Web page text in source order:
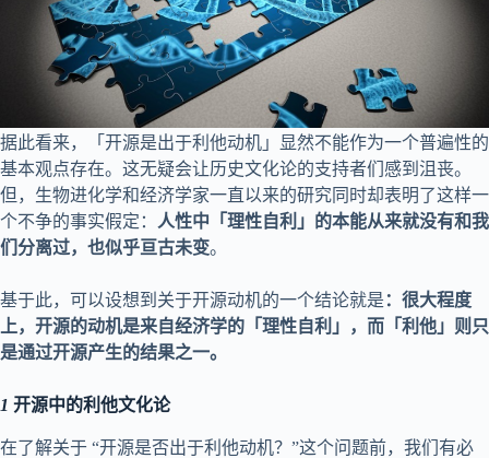
据此看来，「开源是出于利他动机」显然不能作为一个普遍性的
基本观点存在。这无疑会让历史文化论的支持者们感到沮丧。
但，生物进化学和经济学家一直以来的研究同时却表明了这样一
个不争的事实假定：
人性中「理性自利」的本能从来就没有和我
们分离过，也似乎亘古未变。
基于此，可以设想到关于开源动机的一个结论就是 ： 很大程度
上，开源的动机是来自经济学的「理性自利」，而「利他」则只
是通过开源产生的结果之一。
1 开源中的利他文化论
在了解关于 “开源是否出于利他动机？”这个问题前，我们有必